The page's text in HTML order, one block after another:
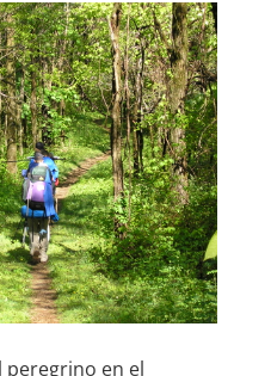
peregrino en el